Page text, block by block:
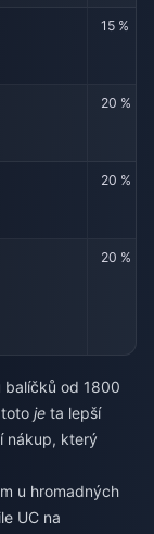
15 %
20 %
20 %
20 %
balíčků od 1800
je ta lepší
nákup, který
u hromadných
UC na